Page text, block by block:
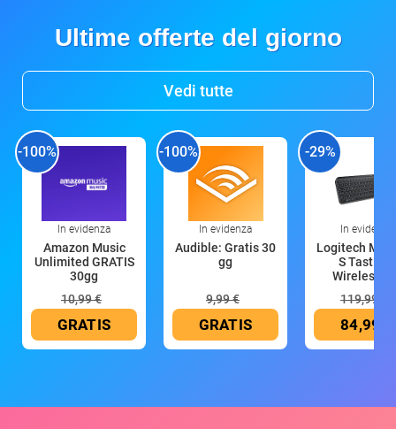
Ultime offerte del giorno
Vedi tutte
-100%
In evidenza
Amazon Music
Unlimited GRATIS
30gg
10,99 €
GRATIS
-100%
In evidenza
Audible: Gratis 30
gg
9,99 €
GRATIS
-29%
In evidenza
Logitech MX
S Tastiera
Wireless
119,99 €
84,99 €